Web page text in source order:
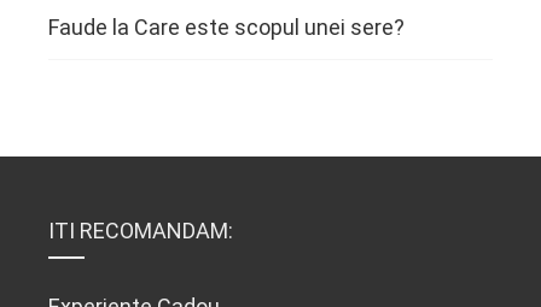
Faude la Care este scopul unei sere?
ITI RECOMANDAM: